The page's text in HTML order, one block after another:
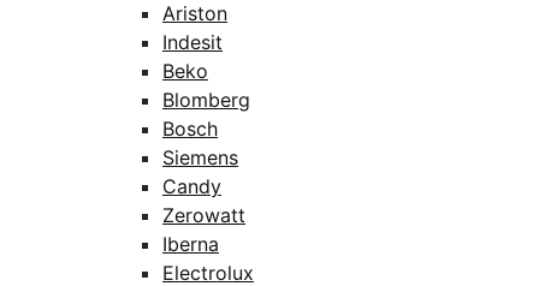
Ariston
Indesit
Beko
Blomberg
Bosch
Siemens
Candy
Zerowatt
Iberna
Electrolux